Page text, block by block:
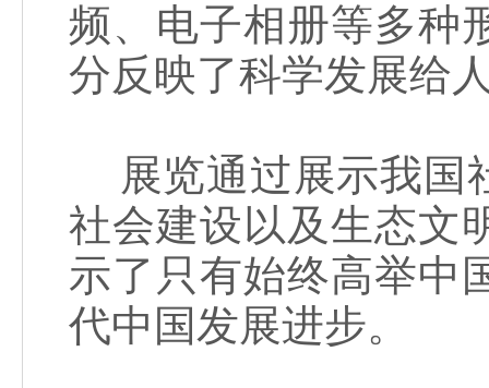
频、电子相册等多种
分反映了科学发展给
展览通过展示我国
社会建设以及生态文
示了只有始终高举中
代中国发展进步。